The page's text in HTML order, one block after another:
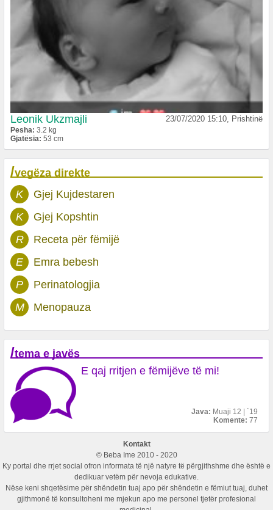
Leonik Ukzmajli 23/07/2020 15:10, Prishtinë
Pesha: 3.2 kg
Gjatësia: 53 cm
/vegëza direkte
K
Gjej Kujdestaren
K
Gjej Kopshtin
R
Receta për fëmijë
E
Emra bebesh
P
Perinatologjia
M
Menopauza
/tema e javës
E qaj rritjen e fëmijëve të mi!
Java: Muaji 12 | `19
Komente: 77
Kontakt
© Beba Ime 2010 - 2020
Ky portal dhe rrjet social ofron informata të një natyre të përgjithshme dhe është e
dedikuar vetëm për nevoja edukative.
Nëse keni shqetësime për shëndetin tuaj apo për shëndetin e fëmiut tuaj, duhet
gjithmonë të konsultoheni me mjekun apo me personel tjetër profesional